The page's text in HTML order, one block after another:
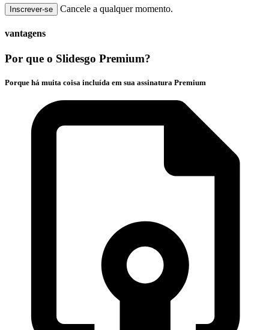
Inscrever-se Cancele a qualquer momento.
vantagens
Por que o Slidesgo Premium?
Porque há muita coisa incluída em sua assinatura Premium